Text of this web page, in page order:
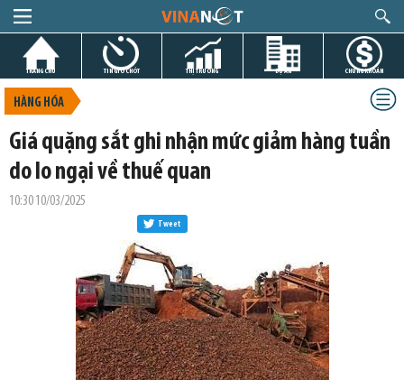
TRANG CHỦ TIN GIỜ CHÓT THỊ TRƯỜNG DỰ ÁN CHỨNG KHOÁN
HÀNG HÓA
Giá quặng sắt ghi nhận mức giảm hàng tuần
do lo ngại về thuế quan
10:30 10/03/2025
Tweet